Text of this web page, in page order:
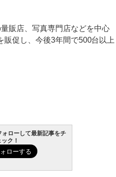
販店、写真専門店などを中心
促し、今後3年間で500台以上
ローして最新記事をチ
ック！